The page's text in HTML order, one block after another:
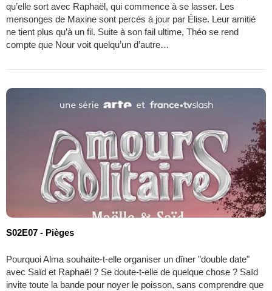
qu’elle sort avec Raphaël, qui commence à se lasser. Les
mensonges de Maxine sont percés à jour par Élise. Leur amitié
ne tient plus qu’à un fil. Suite à son fail ultime, Théo se rend
compte que Nour voit quelqu’un d’autre…
S02E07 - Pièges
Pourquoi Alma souhaite-t-elle organiser un dîner "double date"
avec Saïd et Raphaël ? Se doute-t-elle de quelque chose ? Saïd
invite toute la bande pour noyer le poisson, sans comprendre que